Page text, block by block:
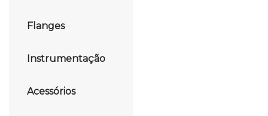
Flanges
Instrumentação
Acessórios